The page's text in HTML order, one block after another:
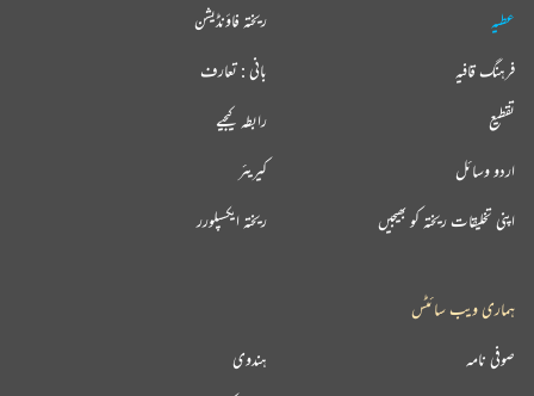
عطیہ
فرہنگ قافیہ
تقطیع
اردو وسائل
اپنی تخلیقات ریختہ کو بھیجیں
ریختہ فاؤنڈیشن
بانی : تعارف
رابطہ کیجیے
کیریئر
ریختہ ایکسپلورر
ہماری ویب سائٹس
ہندوی صوفی نامہ